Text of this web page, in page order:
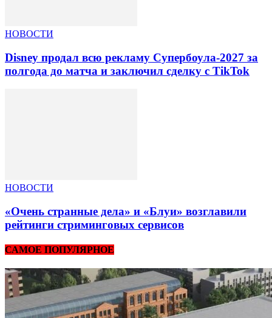
НОВОСТИ
Disney продал всю рекламу Супербоула-2027 за
полгода до матча и заключил сделку с TikTok
НОВОСТИ
«Очень странные дела» и «Блуи» возглавили
рейтинги стриминговых сервисов
САМОЕ ПОПУЛЯРНОЕ